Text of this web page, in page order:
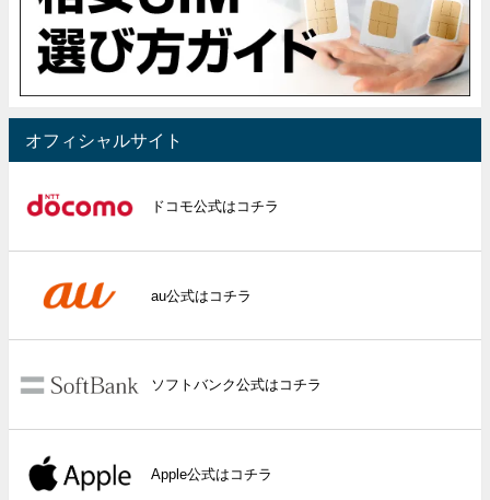
オフィシャルサイト
ドコモ公式はコチラ
au公式はコチラ
ソフトバンク公式はコチラ
Apple公式はコチラ